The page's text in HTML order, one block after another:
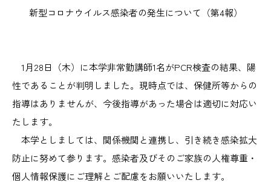
新型コロナウイルス感染者の発生について（第4報）
1月28日（木）に本学非常勤講師1名がPCR検査の結果、陽
性であることが判明しました。現時点では、保健所等からの
指導はありませんが、今後指導があった場合は適切に対応い
たします。
本学としましては、関係機関と連携し、引き続き感染拡大
防止に努めて参ります。感染者及びそのご家族の人権尊重・
個人情報保護にご理解とご配慮をお願いいたします。